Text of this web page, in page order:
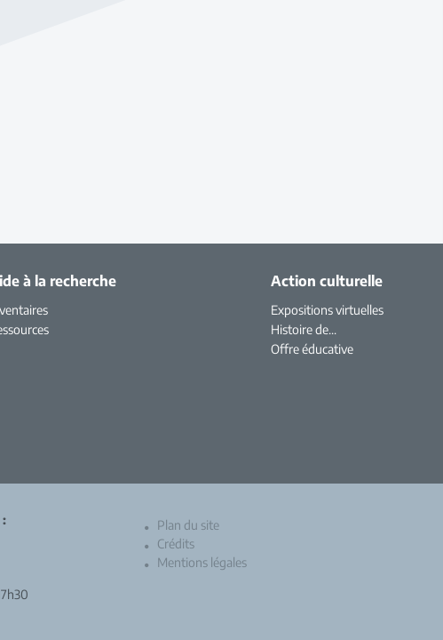
à la recherche Action culturelle
Expositions virtuelles
Histoire de...
Offre éducative
:
Plan du site
Crédits
Mentions légales